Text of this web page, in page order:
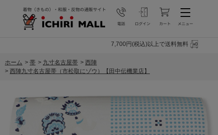
7,700円(税込)以上で送料無料
ホーム > 帯 > 九寸名古屋帯 > 西陣
> 西陣九寸名古屋帯（市松取にゾウ）【田中伝機業店】